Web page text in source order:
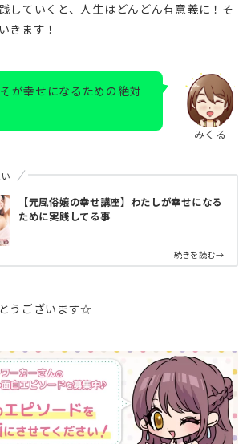
していくと、人生はどんどん有意義に！そ
きます！
みくる
が幸せになるための絶対
【元風俗嬢の幸せ講座】わたしが幸せになる
ために実践してる事
続きを読む→
うございます☆